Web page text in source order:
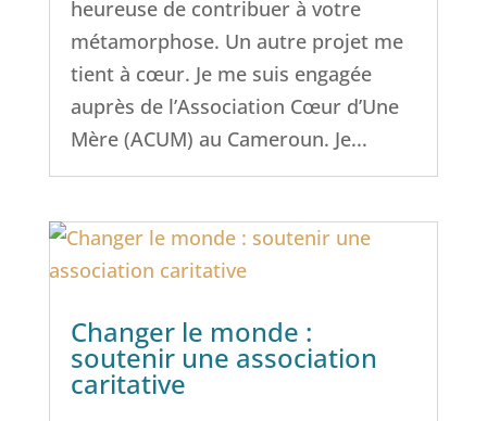
heureuse de contribuer à votre
métamorphose. Un autre projet me
tient à cœur. Je me suis engagée
auprès de l’Association Cœur d’Une
Mère (ACUM) au Cameroun. Je...
Changer le monde :
soutenir une association
caritative